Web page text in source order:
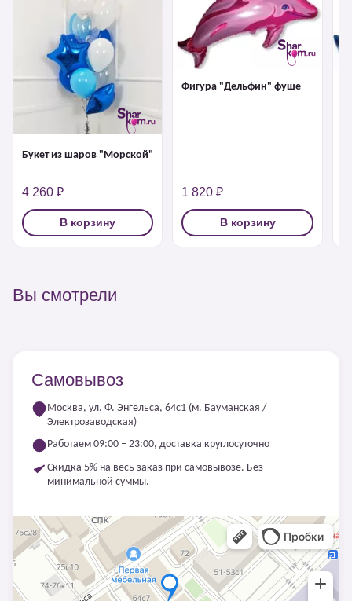
Букет из шаров "Морской"
4 260 ₽
В корзину
Фигура "Дельфин" фуше
1 820 ₽
В корзину
Вы смотрели
Самовывоз
Москва, ул. Ф. Энгельса, 64с1 (м. Бауманская /
Электрозаводская)
Работаем 09:00 – 23:00, доставка круглосуточно
Скидка 5% на весь заказ при самовывозе. Без
минимальной суммы.